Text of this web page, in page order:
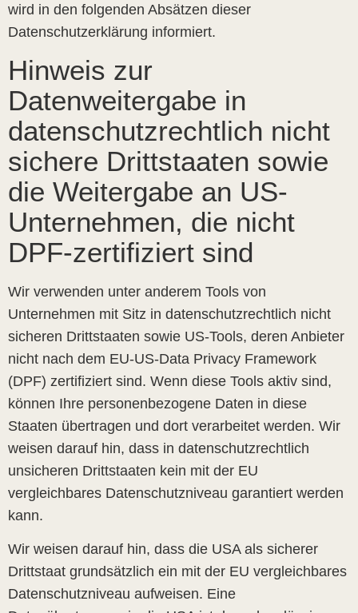
wird in den folgenden Absätzen dieser
Datenschutzerklärung informiert.
Hinweis zur
Datenweitergabe in
datenschutzrechtlich nicht
sichere Drittstaaten sowie
die Weitergabe an US-
Unternehmen, die nicht
DPF-zertifiziert sind
Wir verwenden unter anderem Tools von
Unternehmen mit Sitz in datenschutzrechtlich nicht
sicheren Drittstaaten sowie US-Tools, deren Anbieter
nicht nach dem EU-US-Data Privacy Framework
(DPF) zertifiziert sind. Wenn diese Tools aktiv sind,
können Ihre personenbezogene Daten in diese
Staaten übertragen und dort verarbeitet werden. Wir
weisen darauf hin, dass in datenschutzrechtlich
unsicheren Drittstaaten kein mit der EU
vergleichbares Datenschutzniveau garantiert werden
kann.
Wir weisen darauf hin, dass die USA als sicherer
Drittstaat grundsätzlich ein mit der EU vergleichbares
Datenschutzniveau aufweisen. Eine